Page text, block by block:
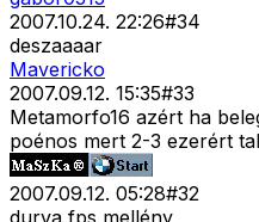
2007.10.24. 22:26#34
deszaaaar
Mavericko
2007.09.12. 15:35#33
Metamorfo16 azért ha
poénos mert 2-3 ezerért
2007.09.12. 05:28#32